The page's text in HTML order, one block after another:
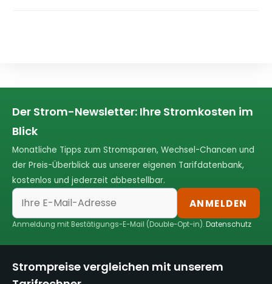
Der Strom-Newsletter: Ihre Stromkosten im
Blick
Monatliche Tipps zum Stromsparen, Wechsel-Chancen und
der Preis-Überblick aus unserer eigenen Tarifdatenbank,
kostenlos und jederzeit abbestellbar.
ANMELDEN
Anmeldung mit Bestätigungs-E-Mail (Double-Opt-in).Datenschutz
Strompreise vergleichen mit unserem